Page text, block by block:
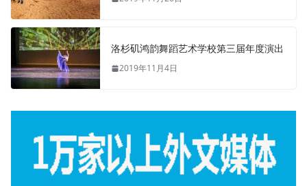
洛杉矶鸿韵舞蹈艺术学校第三届年度演出
2019年11月4日